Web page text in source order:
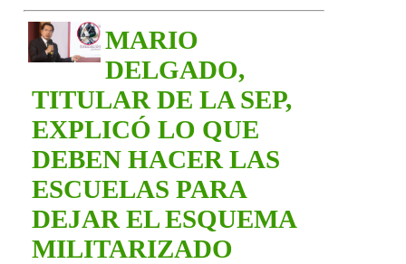
MARIO
DELGADO,
TITULAR DE LA SEP,
EXPLICÓ LO QUE
DEBEN HACER LAS
ESCUELAS PARA
DEJAR EL ESQUEMA
MILITARIZADO